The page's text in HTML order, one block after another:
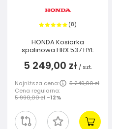
(8)
HONDA Kosiarka
spalinowa HRX 537 HYE
5 249,00 zł / szt.
Najniższa cena:
5 249,00 zł
Cena regularna:
5 990,00 zł -12%